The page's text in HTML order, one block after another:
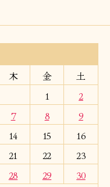
木 金
土
1
2
7 8
9
14 15
16
21 22
23
28 29
30